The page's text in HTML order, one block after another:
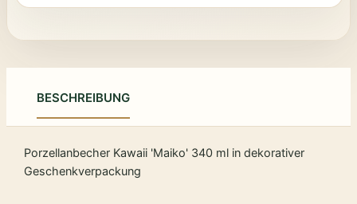
BESCHREIBUNG
Porzellanbecher Kawaii 'Maiko' 340 ml in dekorativer
Geschenkverpackung